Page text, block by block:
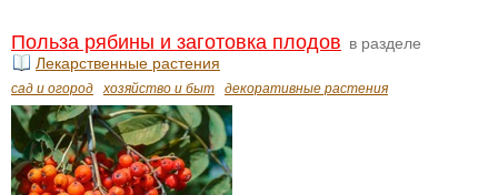
Польза рябины и заготовка плодов в разделе
Лекарственные растения
сад и огород хозяйство и быт декоративные растения